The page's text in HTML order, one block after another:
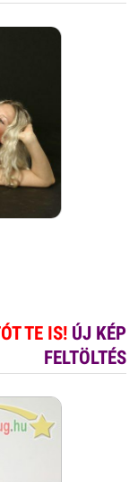
TE IS! ÚJ KÉP
FELTÖLTÉS